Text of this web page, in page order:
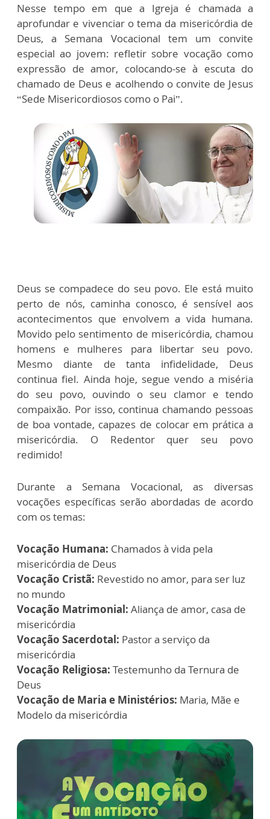
Nesse tempo em que a Igreja é chamada a
aprofundar e vivenciar o tema da misericórdia de
Deus, a Semana Vocacional tem um convite
especial ao jovem: refletir sobre vocação como
expressão de amor, colocando-se à escuta do
chamado de Deus e acolhendo o convite de Jesus
“Sede Misericordiosos como o Pai”.
Deus se compadece do seu povo. Ele está muito
perto de nós, caminha conosco, é sensível aos
acontecimentos que envolvem a vida humana.
Movido pelo sentimento de misericórdia, chamou
homens e mulheres para libertar seu povo.
Mesmo diante de tanta infidelidade, Deus
continua fiel. Ainda hoje, segue vendo a miséria
do seu povo, ouvindo o seu clamor e tendo
compaixão. Por isso, continua chamando pessoas
de boa vontade, capazes de colocar em prática a
misericórdia. O Redentor quer seu povo
redimido!
Durante a Semana Vocacional, as diversas
vocações específicas serão abordadas de acordo
com os temas:
Vocação Humana: Chamados à vida pela
misericórdia de Deus
Vocação Cristã: Revestido no amor, para ser luz
no mundo
Vocação Matrimonial: Aliança de amor, casa de
misericórdia
Vocação Sacerdotal: Pastor a serviço da
misericórdia
Vocação Religiosa: Testemunho da Ternura de
Deus
Vocação de Maria e Ministérios: Maria, Mãe e
Modelo da misericórdia